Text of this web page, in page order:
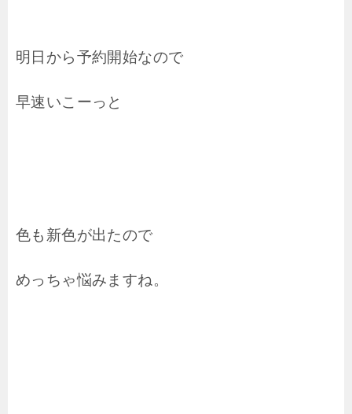
明日から予約開始なので
早速いこーっと
色も新色が出たので
めっちゃ悩みますね。